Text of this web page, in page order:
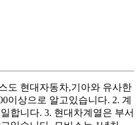
도 현대자동차,기아와 유사한
이상으로 알고있습니다. 2. 계
합니다. 3. 현대차계열은 부서